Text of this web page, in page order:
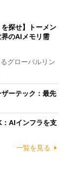
を探せ】トーメン
のAIメモリ需
グローバルリン
ザーテック：最先
：AIインフラを支
一覧を見る